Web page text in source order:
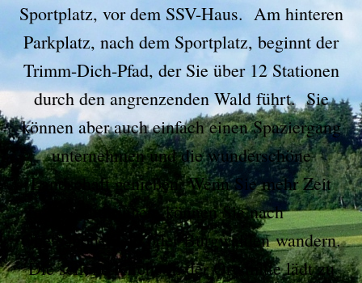
Sportplatz, vor dem SSV-Haus. Am hinteren
Parkplatz, nach dem Sportplatz, beginnt der
Trimm-Dich-Pfad, der Sie über 12 Stationen
durch den angrenzenden Wald führt. Sie
können aber auch einfach einen Spaziergang
unternehmen und die wunderschöne
Landschaft genießen. Wenn Sie mehr Zeit
mitbringen, können Sie nach
Oberschönenfeld oder Burgwalden wandern.
Die schöne Kirche in der Ortsmitte lädt zu